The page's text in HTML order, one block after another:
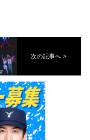
次の記事へ >